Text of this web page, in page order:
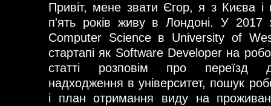
Привіт, мене звати Єгор, я з Києва
п'ять років живу в Лондоні. У 2017
Computer Science в University of
стартапі як Software Developer на
статті розповім про переїзд
надходження в університет, пошук
і план отримання виду на